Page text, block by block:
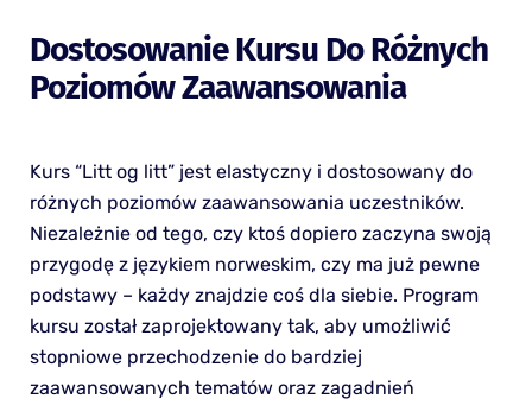
Dostosowanie Kursu Do Różnych
Poziomów Zaawansowania
Kurs “Litt og litt” jest elastyczny i dostosowany do
różnych poziomów zaawansowania uczestników.
Niezależnie od tego, czy ktoś dopiero zaczyna swoją
przygodę z językiem norweskim, czy ma już pewne
podstawy – każdy znajdzie coś dla siebie. Program
kursu został zaprojektowany tak, aby umożliwić
stopniowe przechodzenie do bardziej
zaawansowanych tematów oraz zagadnień